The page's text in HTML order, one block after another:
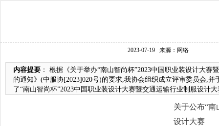
2023-07-19 来源：网络
内容提要 ： 根据《关于举办“南山智尚杯”2023中国职业装设计大赛
的通知》(中服协[2023]020号)的要求,我协会组织成立评审委员会,并
了“南山智尚杯”2023中国职业装设计大赛暨交通运输行业制服设计
关于公布“南
设计大赛